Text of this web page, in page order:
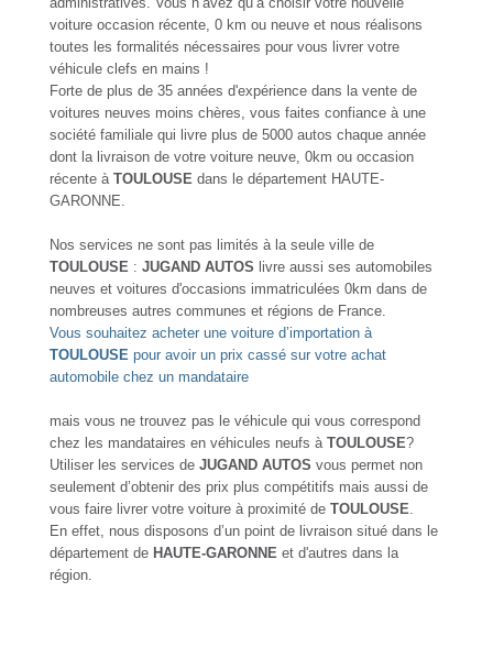
voiture occasion récente, 0 km ou neuve et nous réalisons
toutes les formalités nécessaires pour vous livrer votre
véhicule clefs en mains !
Forte de plus de 35 années d'expérience dans la vente de
voitures neuves moins chères, vous faites confiance à une
société familiale qui livre plus de 5000 autos chaque année
dont la livraison de votre voiture neuve, 0km ou occasion
récente à TOULOUSE dans le département HAUTE-
GARONNE.
Nos services ne sont pas limités à la seule ville de
TOULOUSE : JUGAND AUTOS livre aussi ses automobiles
neuves et voitures d'occasions immatriculées 0km dans de
nombreuses autres communes et régions de France.
Vous souhaitez acheter une voiture d’importation à
TOULOUSE pour avoir un prix cassé sur votre achat
automobile chez un mandataire
mais vous ne trouvez pas le véhicule qui vous correspond
chez les mandataires en véhicules neufs à TOULOUSE?
Utiliser les services de JUGAND AUTOS vous permet non
seulement d’obtenir des prix plus compétitifs mais aussi de
vous faire livrer votre voiture à proximité de TOULOUSE.
En effet, nous disposons d’un point de livraison situé dans le
département de HAUTE-GARONNE et d'autres dans la
région.